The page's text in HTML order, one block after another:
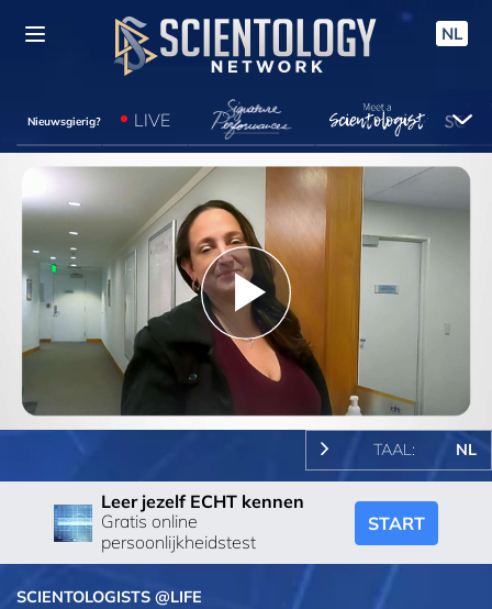
NL
Nieuwsgierig? LIVE
Play
Video
TAAL: NL
Leer jezelf ECHT kennen
Gratis online
persoonlijkheidstest
START
SCIENTOLOGISTS @LIFE